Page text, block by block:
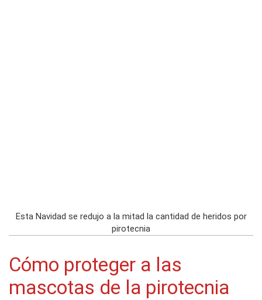
Esta Navidad se redujo a la mitad la cantidad de heridos por
pirotecnia
Cómo proteger a las
mascotas de la pirotecnia